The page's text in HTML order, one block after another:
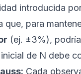
introducida
para
(ej. ±3%),
de N debe
Cada